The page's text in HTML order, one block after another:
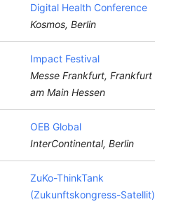
Digital Health Conference
Kosmos, Berlin
Impact Festival
Messe Frankfurt, Frankfurt
am Main Hessen
OEB Global
InterContinental, Berlin
ZuKo-ThinkTank
(Zukunftskongress-Satellit)